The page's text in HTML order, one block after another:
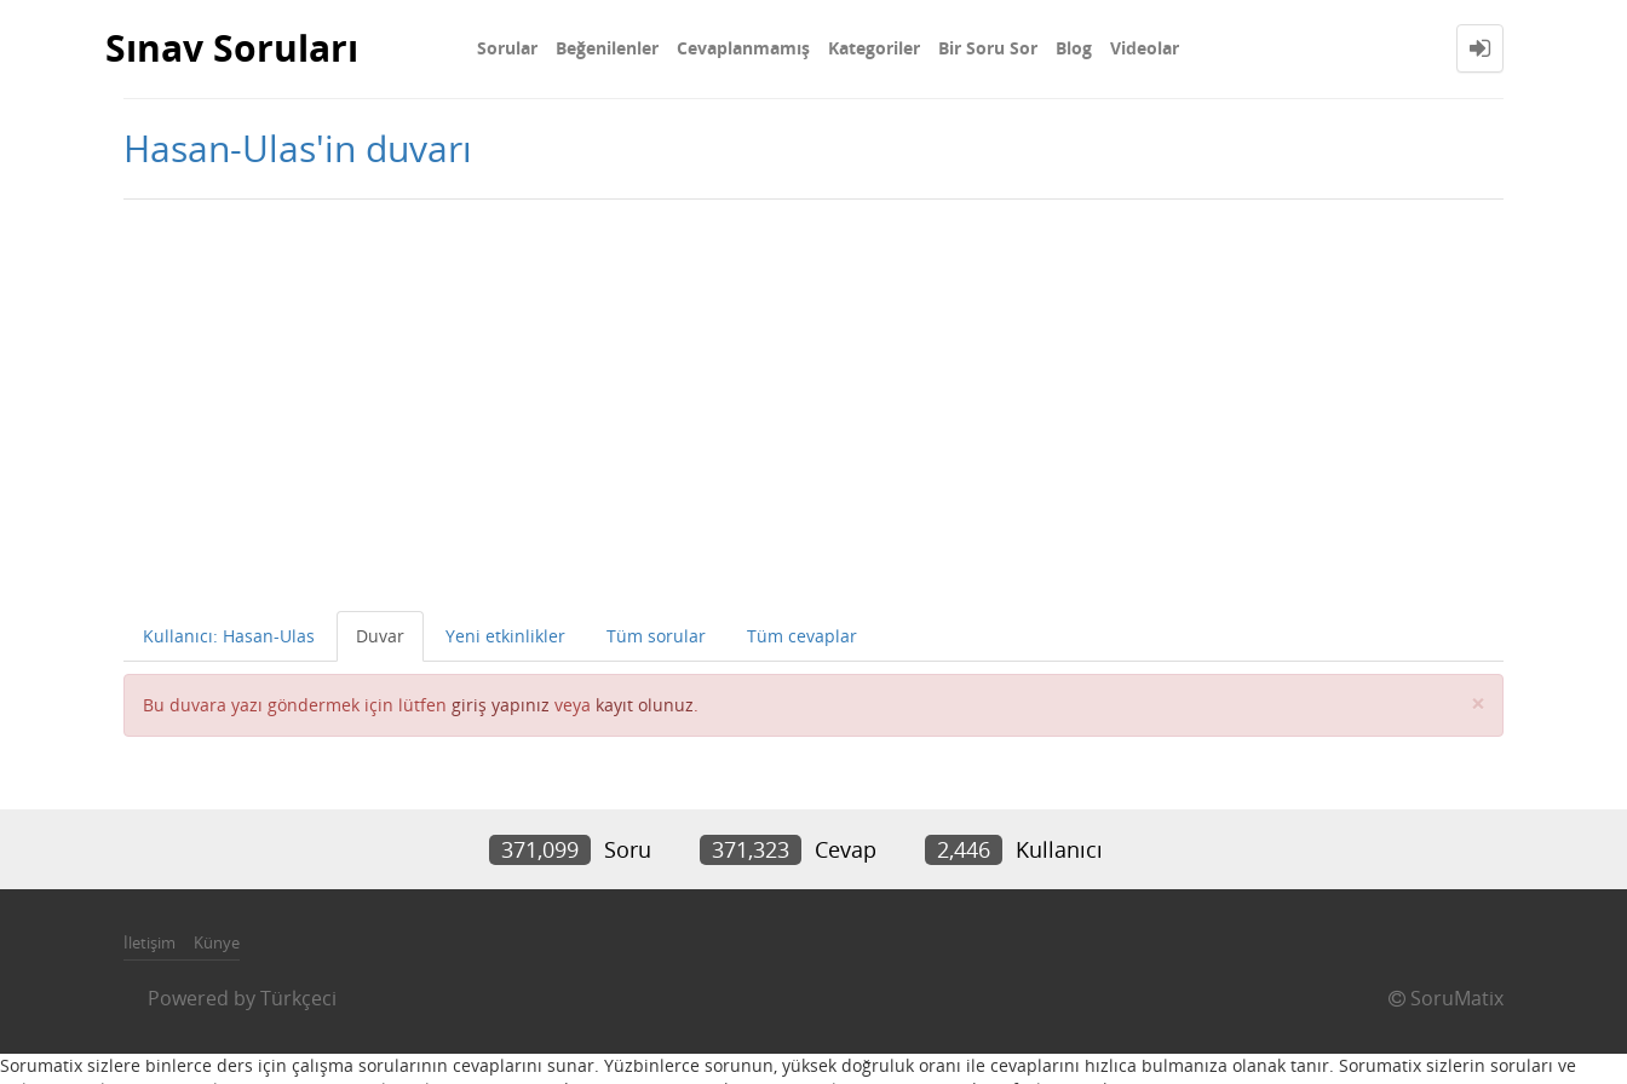
Sınav Soruları Sorular Beğenilenler Cevaplanmamış Kategoriler Bir Soru Sor Blog Videolar
Hasan-Ulas'in duvarı
Kullanıcı: Hasan-Ulas Duvar Yeni etkinlikler Tüm sorular Tüm cevaplar
Bu duvara yazı göndermek için lütfen giriş yapınız veya kayıt olunuz. ×
371,099 Soru 371,323 Cevap 2,446 Kullanıcı
İletişim Künye
Powered byTürkçeci SoruMatix
Sorumatix sizlere binlerce ders için çalışma sorularının cevaplarını sunar. Yüzbinlerce sorunun, yüksek doğruluk oranı ile cevaplarını hızlıca bulmanıza olanak tanır. Sorumatix sizlerin soruları ve